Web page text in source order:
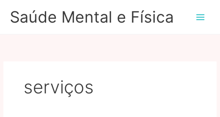
paraSaúde Mental e Física
serviços